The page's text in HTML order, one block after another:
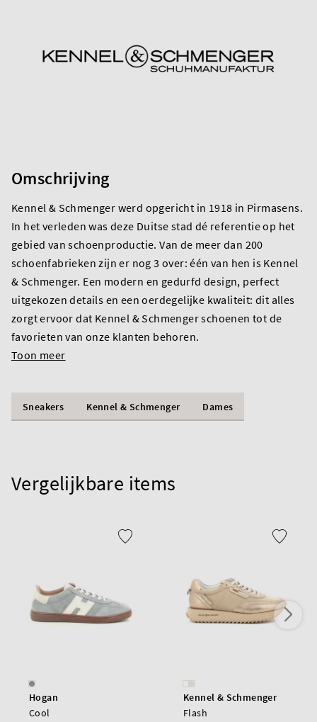
Omschrijving
Kennel & Schmenger werd opgericht in 1918 in Pirmasens.
In het verleden was deze Duitse stad dé referentie op het
gebied van schoenproductie. Van de meer dan 200
schoenfabrieken zijn er nog 3 over: één van hen is Kennel
& Schmenger. Een modern en gedurfd design, perfect
uitgekozen details en een oerdegelijke kwaliteit: dit alles
zorgt ervoor dat Kennel & Schmenger schoenen tot de
favorieten van onze klanten behoren.
Toon meer
Sneakers Kennel & Schmenger Dames
Vergelijkbare items
Hogan
Cool
Kennel & Schmenger
Flash